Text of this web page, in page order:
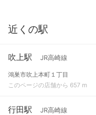
近くの駅
吹上駅 JR高崎線
鴻巣市吹上本町１丁目
このページの店舗から 657 m
行田駅 JR高崎線